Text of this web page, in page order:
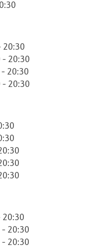
20:30
- 20:30
20:30
- 20:30
20:30
- 20:30
- 20:30